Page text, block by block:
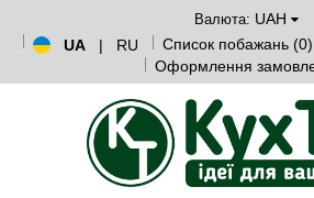
Валюта: UAH
UA
| RU Список побажань (0)
Оформлення